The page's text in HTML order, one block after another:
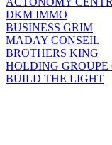
DKM IMMO
BUSINESS GRIM
MADAY CONSEIL
BROTHERS KING
HOLDING GROUPE
BUILD THE LIGHT